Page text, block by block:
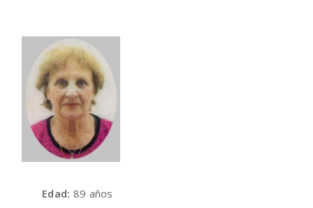
Edad: 89 años